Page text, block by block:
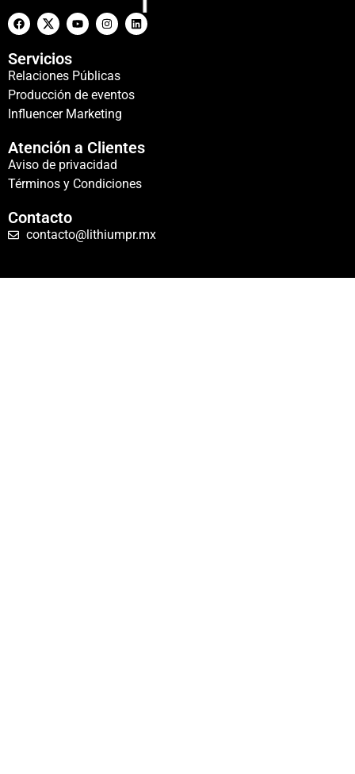
Servicios
Relaciones Públicas
Producción de eventos
Influencer Marketing
Atención a Clientes
Aviso de privacidad
Términos y Condiciones
Contacto
contacto@lithiumpr.mx